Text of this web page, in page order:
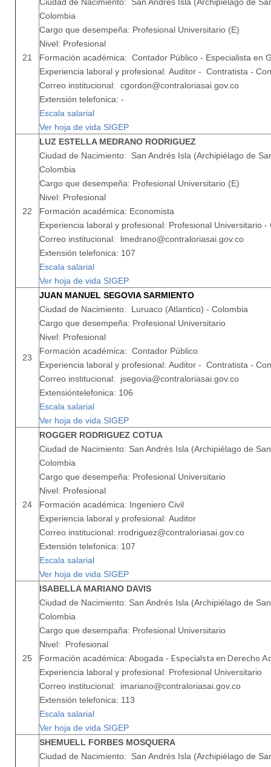
21
Colombia
Cargo que desempeña: Profesional Universitario (E)
Nivel: Profesional
Formación académica: Contador Público - Especialista en
Experiencia laboral y profesional: Auditor - Contratista -
Correo institucional: cgordon@contraloriasai.gov.co
Extensión telefonica: -
Escala salarial
Ver hoja de vida SIGEP
22
LUZ ESTELLA MEDRANO RODRIGUEZ
Ciudad de Nacimiento: San Andrés Isla (Archipiélago de
Colombia
Cargo que desempeña: Profesional Universitario (E)
Nivel: Profesional
Formación académica: Economista
Experiencia laboral y profesional: Profesional Universitario
Correo institucional: lmedrano@contraloriasai.gov.co
Extensión telefonica: 107
Escala salarial
Ver hoja de vida SIGEP
23
JUAN MANUEL SEGOVIA SARMIENTO
Ciudad de Nacimiento: Luruaco (Atlantico) - Colombia
Cargo que desempeña: Profesional Universitario
Nivel: Profesional
Formación académica: Contador Público
Experiencia laboral y profesional: Auditor - Contratista -
Correo institucional: jsegovia@contraloriasai.gov.co
Extensióntelefonica: 106
Escala salarial
Ver hoja de vida SIGEP
24
ROGGER RODRIGUEZ COTUA
Ciudad de Nacimiento: San Andrés Isla (Archipiélago de
Colombia
Cargo que desempeña: Profesional Universitario
Nivel: Profesional
Formación académica: Ingeniero Civil
Experiencia laboral y profesional: Auditor
Correo institucional: rrodriguez@contraloriasai.gov.co
Extensión telefonica: 107
Escala salarial
Ver hoja de vida SIGEP
25
ISABELLA MARIANO DAVIS
Ciudad de Nacimiento: San Andrés Isla (Archipiélago de
Colombia
Cargo que desempaña: Profesional Universitario
Nivel: Profesional
Formación académica: Abogada - Especialsta en Derecho
Experiencia laboral y profesional: Profesional Universitario
Correo institucional: imariano@contraloriasai.gov.co
Extensión telefonica: 113
Escala salarial
Ver hoja de vida SIGEP
SHEMUELL FORBES MOSQUERA
Ciudad de Nacimiento: San Andrés Isla (Archipiélago de